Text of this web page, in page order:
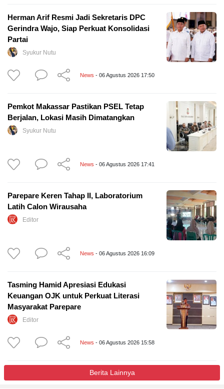
Herman Arif Resmi Jadi Sekretaris DPC
Gerindra Wajo, Siap Perkuat Konsolidasi
Partai
Syukur Nutu
News - 06 Agustus 2026 17:50
Pemkot Makassar Pastikan PSEL Tetap
Berjalan, Lokasi Masih Dimatangkan
Syukur Nutu
News - 06 Agustus 2026 17:41
Parepare Keren Tahap II, Laboratorium
Latih Calon Wirausaha
Editor
News - 06 Agustus 2026 16:09
Tasming Hamid Apresiasi Edukasi
Keuangan OJK untuk Perkuat Literasi
Masyarakat Parepare
Editor
News - 06 Agustus 2026 15:58
Berita Lainnya